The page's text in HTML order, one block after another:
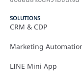
SOLUTIONS
CRM & CDP
Marketing
LINE Mini App